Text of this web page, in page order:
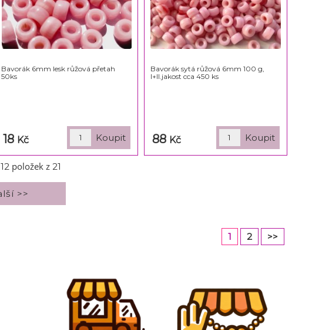
Bavorák 6mm lesk růžová přetah
50ks
18 Kč
Bavorák sytá růžová 6mm 100 g,
I+II.jakost cca 450 ks
88 Kč
12položek z 21
1 2 >>